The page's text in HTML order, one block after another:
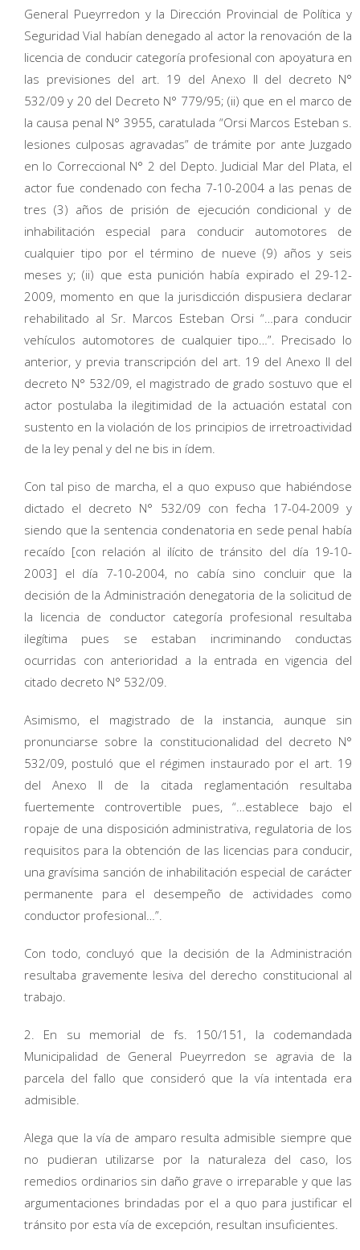
General Pueyrredon y la Dirección Provincial de Política y
Seguridad Vial habían denegado al actor la renovación de la
licencia de conducir categoría profesional con apoyatura en
las previsiones del art. 19 del Anexo II del decreto N°
532/09 y 20 del Decreto N° 779/95; (ii) que en el marco de
la causa penal N° 3955, caratulada “Orsi Marcos Esteban s.
lesiones culposas agravadas” de trámite por ante Juzgado
en lo Correccional N° 2 del Depto. Judicial Mar del Plata, el
actor fue condenado con fecha 7-10-2004 a las penas de
tres (3) años de prisión de ejecución condicional y de
inhabilitación especial para conducir automotores de
cualquier tipo por el término de nueve (9) años y seis
meses y; (ii) que esta punición había expirado el 29-12-
2009, momento en que la jurisdicción dispusiera declarar
rehabilitado al Sr. Marcos Esteban Orsi “…para conducir
vehículos automotores de cualquier tipo…”. Precisado lo
anterior, y previa transcripción del art. 19 del Anexo II del
decreto N° 532/09, el magistrado de grado sostuvo que el
actor postulaba la ilegitimidad de la actuación estatal con
sustento en la violación de los principios de irretroactividad
de la ley penal y del ne bis in ídem.
Con tal piso de marcha, el a quo expuso que habiéndose
dictado el decreto N° 532/09 con fecha 17-04-2009 y
siendo que la sentencia condenatoria en sede penal había
recaído [con relación al ilícito de tránsito del día 19-10-
2003] el día 7-10-2004, no cabía sino concluir que la
decisión de la Administración denegatoria de la solicitud de
la licencia de conductor categoría profesional resultaba
ilegítima pues se estaban incriminando conductas
ocurridas con anterioridad a la entrada en vigencia del
citado decreto N° 532/09.
Asimismo, el magistrado de la instancia, aunque sin
pronunciarse sobre la constitucionalidad del decreto N°
532/09, postuló que el régimen instaurado por el art. 19
del Anexo II de la citada reglamentación resultaba
fuertemente controvertible pues, “…establece bajo el
ropaje de una disposición administrativa, regulatoria de los
requisitos para la obtención de las licencias para conducir,
una gravísima sanción de inhabilitación especial de carácter
permanente para el desempeño de actividades como
conductor profesional…”.
Con todo, concluyó que la decisión de la Administración
resultaba gravemente lesiva del derecho constitucional al
trabajo.
2. En su memorial de fs. 150/151, la codemandada
Municipalidad de General Pueyrredon se agravia de la
parcela del fallo que consideró que la vía intentada era
admisible.
Alega que la vía de amparo resulta admisible siempre que
no pudieran utilizarse por la naturaleza del caso, los
remedios ordinarios sin daño grave o irreparable y que las
argumentaciones brindadas por el a quo para justificar el
tránsito por esta vía de excepción, resultan insuficientes.